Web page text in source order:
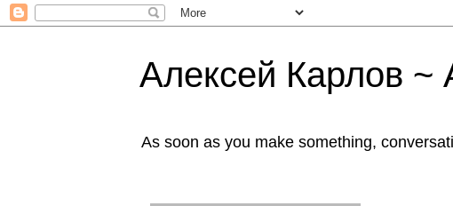
Алексей Карлов ~
As soon as you make something,